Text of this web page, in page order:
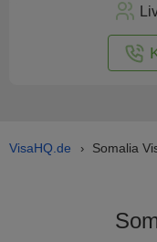
VisaHQ.de › Somalia